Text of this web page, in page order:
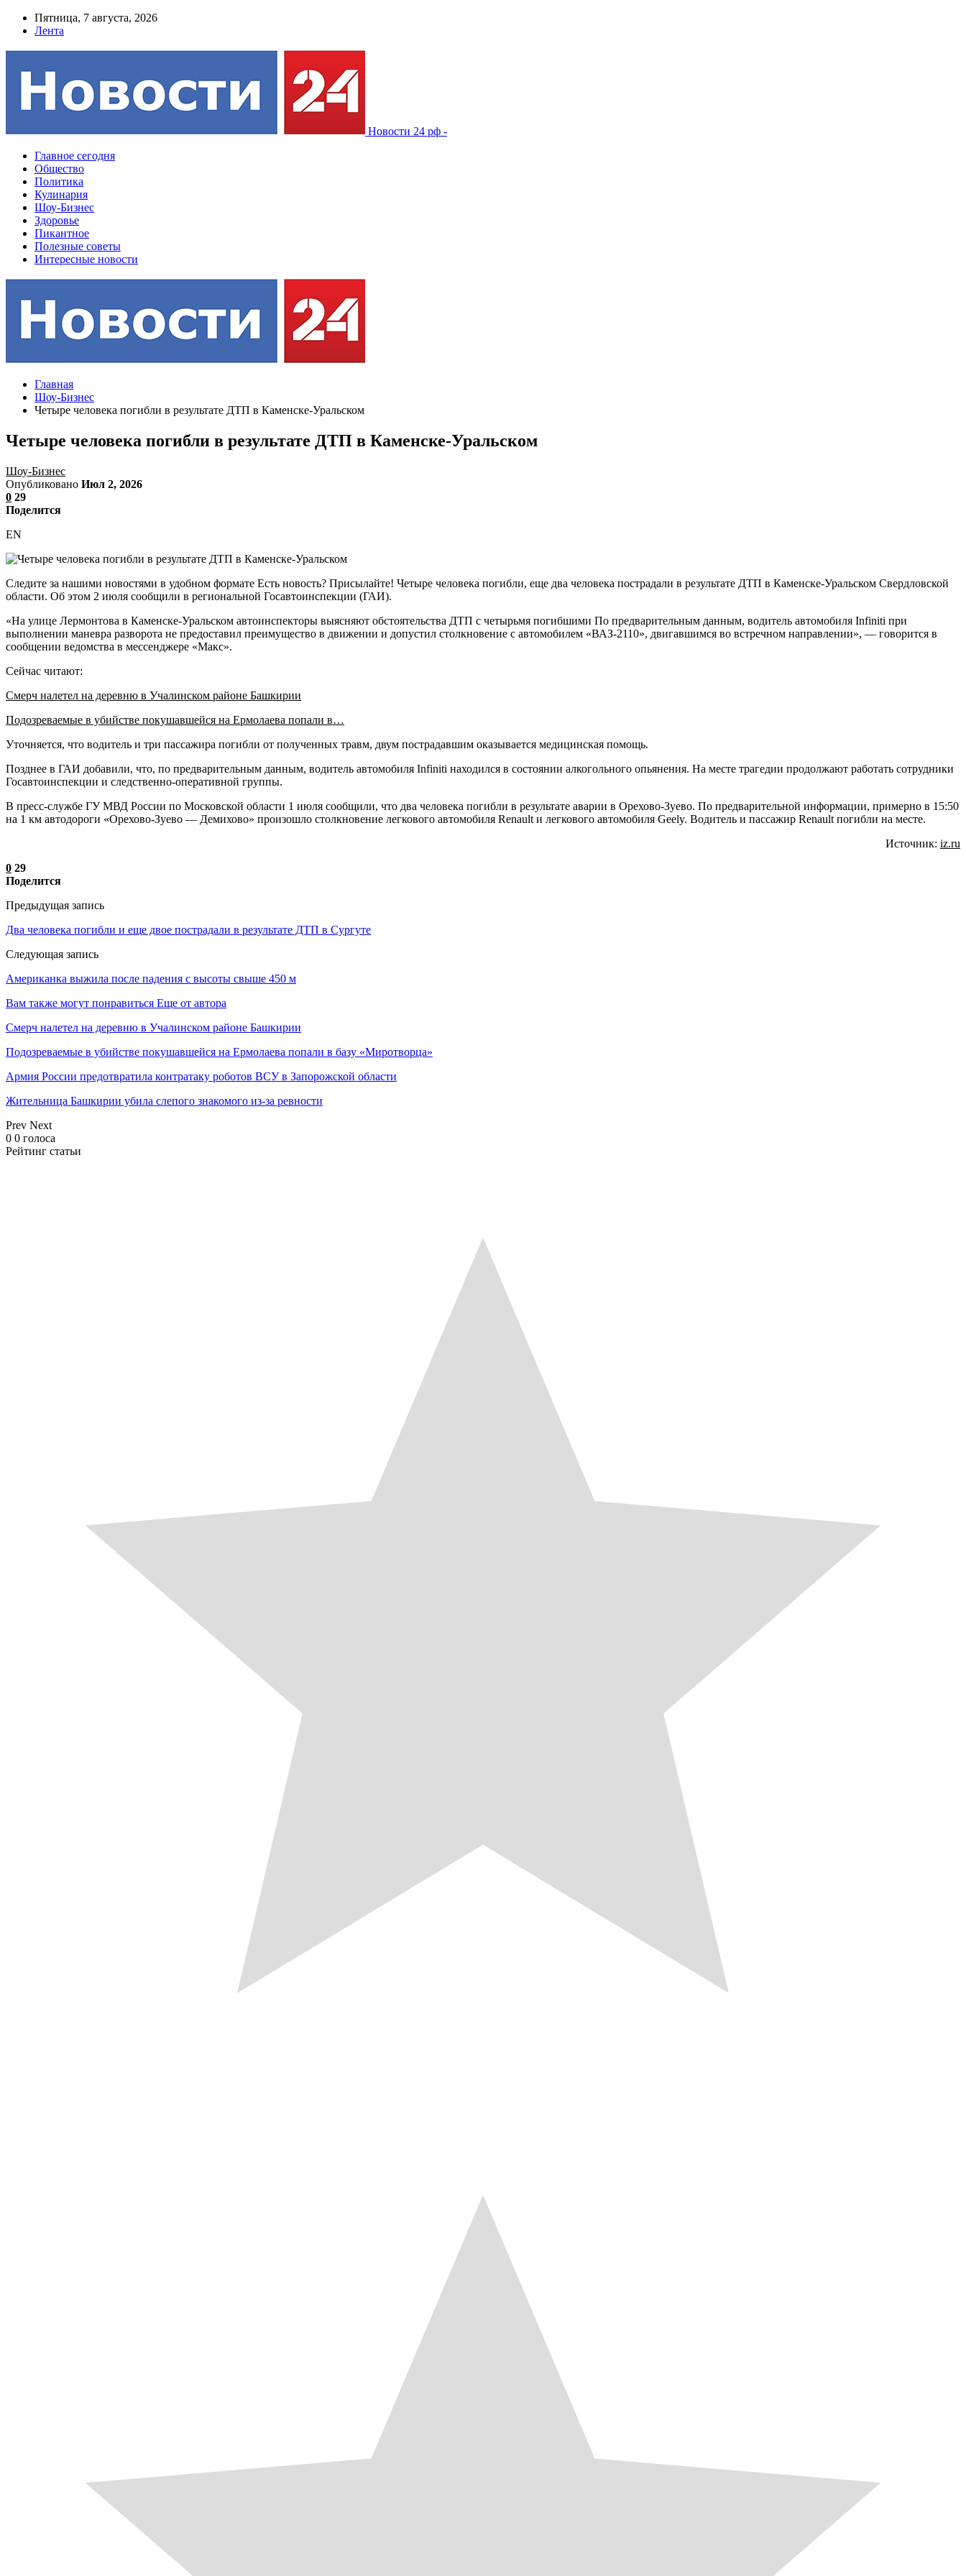
Пятница, 7 августа, 2026
Лента
Новости 24 рф -
Главное сегодня
Общество
Политика
Кулинария
Шоу-Бизнес
Здоровье
Пикантное
Полезные советы
Интересные новости
Главная
Шоу-Бизнес
Четыре человека погибли в результате ДТП в Каменске-Уральском
Четыре человека погибли в результате ДТП в Каменске-Уральском
Шоу-Бизнес
Опубликовано Июл 2, 2026
0 29
Поделится
EN
Следите за нашими новостями в удобном формате Есть новость? Присылайте! Четыре человека погибли, еще два человека пострадали в результате ДТП в Каменске-Уральском Свердловской
области. Об этом 2 июля сообщили в региональной Госавтоинспекции (ГАИ).
«На улице Лермонтова в Каменске-Уральском автоинспекторы выясняют обстоятельства ДТП с четырьмя погибшими По предварительным данным, водитель автомобиля Infiniti при
выполнении маневра разворота не предоставил преимущество в движении и допустил столкновение с автомобилем «ВАЗ-2110», двигавшимся во встречном направлении», — говорится в
сообщении ведомства в мессенджере «Макс».
Сейчас читают:
Смерч налетел на деревню в Учалинском районе Башкирии
Подозреваемые в убийстве покушавшейся на Ермолаева попали в…
Уточняется, что водитель и три пассажира погибли от полученных травм, двум пострадавшим оказывается медицинская помощь.
Позднее в ГАИ добавили, что, по предварительным данным, водитель автомобиля Infiniti находился в состоянии алкогольного опьянения. На месте трагедии продолжают работать сотрудники
Госавтоинспекции и следственно-оперативной группы.
В пресс-службе ГУ МВД России по Московской области 1 июля сообщили, что два человека погибли в результате аварии в Орехово-Зуево. По предварительной информации, примерно в 15:50
на 1 км автодороги «Орехово-Зуево — Демихово» произошло столкновение легкового автомобиля Renault и легкового автомобиля Geely. Водитель и пассажир Renault погибли на месте.
Источник: iz.ru
0 29
Поделится
Предыдущая запись
Два человека погибли и еще двое пострадали в результате ДТП в Сургуте
Следующая запись
Американка выжила после падения с высоты свыше 450 м
Вам также могут понравиться Еще от автора
Смерч налетел на деревню в Учалинском районе Башкирии
Подозреваемые в убийстве покушавшейся на Ермолаева попали в базу «Миротворца»
Армия России предотвратила контратаку роботов ВСУ в Запорожской области
Жительница Башкирии убила слепого знакомого из-за ревности
Prev Next
0 0 голоса
Рейтинг статьи